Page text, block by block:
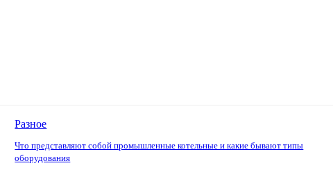
Разное
Что представляют собой промышленные котельные и какие бывают типы
оборудования